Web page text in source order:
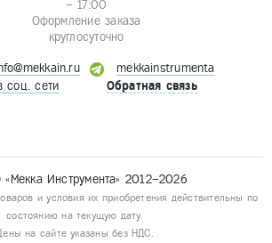
– 17:00
Оформление заказа
круглосуточно
mekkainstrumenta
соц. сети
Обратная связь
Инструмента» 2012–2026
и условия их приобретения действительны по
состоянию на текущую дату.
Цены на сайте указаны без НДС.